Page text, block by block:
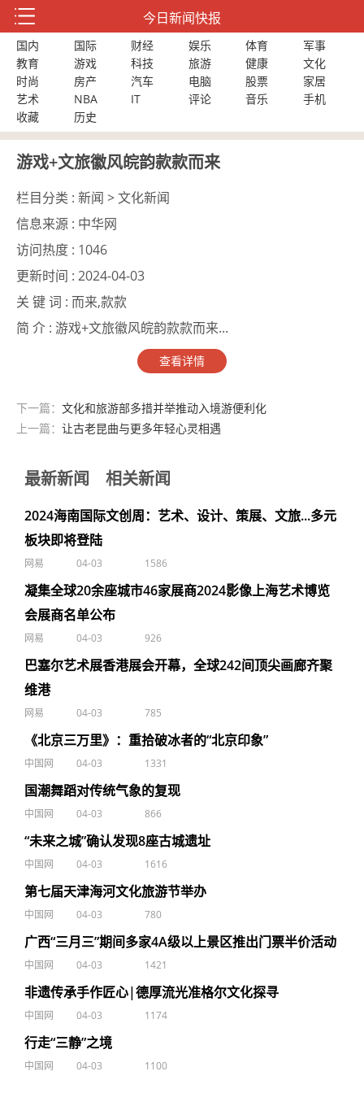
今日新闻快报
国内 国际 财经 娱乐 体育
军事
教育
游戏 科技 旅游 健康
文化
时尚
房产 汽车 电脑 股票
家居
艺术
NBA IT 评论 音乐
手机
收藏
历史
游戏+文旅徽风皖韵款款而来
栏目分类 : 新闻 > 文化新闻
信息来源 : 中华网
访问热度 : 1046
更新时间 : 2024-04-03
关 键 词 : 而来,款款
简 介 : 游戏+文旅徽风皖韵款款而来...
查看详情
下一篇： 文化和旅游部多措并举推动入境游便利化
上一篇： 让古老昆曲与更多年轻心灵相遇
最新新闻 相关新闻
2024海南国际文创周：艺术、设计、策展、文旅...多元
板块即将登陆
网易 04-03 1586
凝集全球20余座城市46家展商2024影像上海艺术博览
会展商名单公布
网易 04-03 926
巴塞尔艺术展香港展会开幕，全球242间顶尖画廊齐聚
维港
网易 04-03 785
《北京三万里》：重拾破冰者的“北京印象”
中国网 04-03 1331
国潮舞蹈对传统气象的复现
中国网 04-03 866
“未来之城”确认发现8座古城遗址
中国网 04-03 1616
第七届天津海河文化旅游节举办
中国网 04-03 780
广西“三月三”期间多家4A级以上景区推出门票半价活动
中国网 04-03 1421
非遗传承手作匠心|德厚流光准格尔文化探寻
中国网 04-03 1174
行走“三静”之境
中国网 04-03 1100